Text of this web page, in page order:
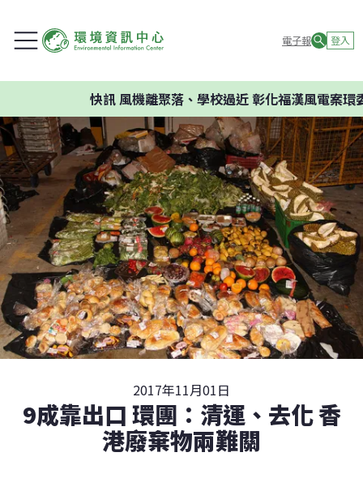
電子報 登入
快訊風機離聚落、學校過近 彰化福漢風電案環委建
2017年11月01日
9成靠出口 環團：清運、去化 香
港廢棄物兩難關